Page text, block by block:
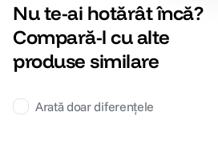
Nu te-ai hotărât încă?
Compară-l cu alte
produse similare
Arată doar diferențele